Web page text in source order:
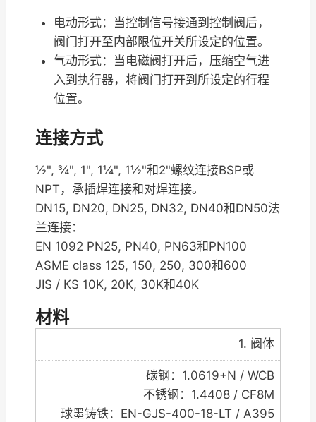
电动形式：当控制信号接通到控制阀后，
阀门打开至内部限位开关所设定的位置。
气动形式：当电磁阀打开后，压缩空气进
入到执行器，将阀门打开到所设定的行程
位置。
连接方式
½", ¾", 1", 1¼", 1½"和2"螺纹连接BSP或
NPT，承插焊连接和对焊连接。
DN15, DN20, DN25, DN32, DN40和DN50法
兰连接：
EN 1092 PN25, PN40, PN63和PN100
ASME class 125, 150, 250, 300和600
JIS / KS 10K, 20K, 30K和40K
材料
1. 阀体
碳钢：1.0619+N / WCB
不锈钢：1.4408 / CF8M
球墨铸铁：EN-GJS-400-18-LT / A395